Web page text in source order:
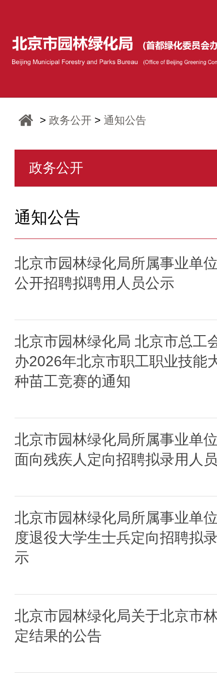
>政务公开 >通知公告
政务公开
通知公告
北京市园林绿化局所属事业单
公开招聘拟聘用人员公示
北京市园林绿化局 北京市总工
办2026年北京市职工职业技能
种苗工竞赛的通知
北京市园林绿化局所属事业单
面向残疾人定向招聘拟录用人
北京市园林绿化局所属事业单
度退役大学生士兵定向招聘拟
示
北京市园林绿化局关于北京市
定结果的公告